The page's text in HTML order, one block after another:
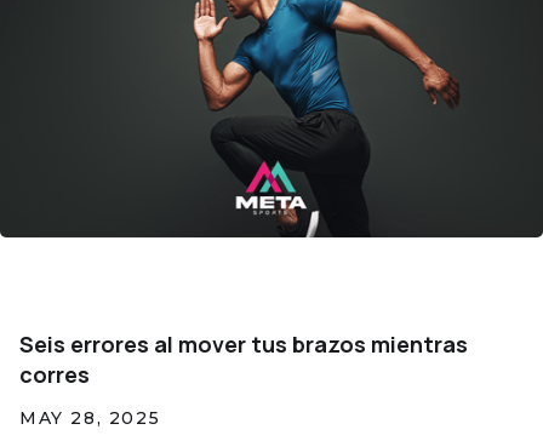
Seis errores al mover tus brazos mientras
corres
MAY 28, 2025